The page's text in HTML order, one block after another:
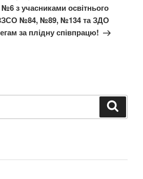
№6 з учасниками освітнього
ЗЗСО №84, №89, №134 та ЗДО
за плідну співпрацю!